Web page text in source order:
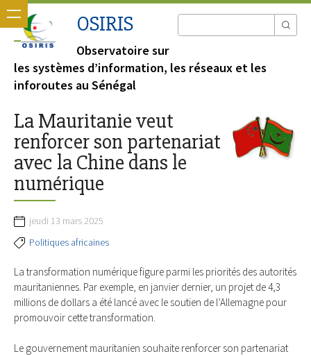
OSIRIS
Observatoire sur
les systèmes d’information, les réseaux et les
inforoutes au Sénégal
La Mauritanie veut
renforcer son partenariat
avec la Chine dans le
numérique
jeudi 13 mars 2025
Politiques africaines
La transformation numérique figure parmi les priorités des autorités
mauritaniennes. Par exemple, en janvier dernier, un projet de 4,3
millions de dollars a été lancé avec le soutien de l’Allemagne pour
promouvoir cette transformation.
Le gouvernement mauritanien souhaite renforcer son partenariat